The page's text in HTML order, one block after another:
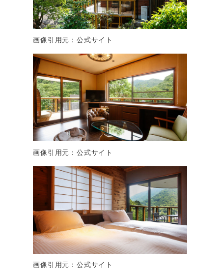
画像引用元：公式サイト
画像引用元：公式サイト
画像引用元：公式サイト